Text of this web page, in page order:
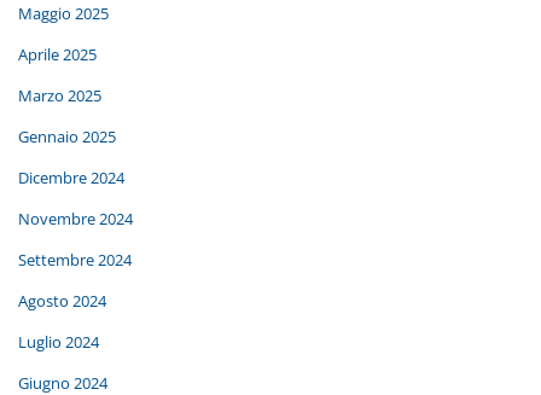
Maggio 2025
Aprile 2025
Marzo 2025
Gennaio 2025
Dicembre 2024
Novembre 2024
Settembre 2024
Agosto 2024
Luglio 2024
Giugno 2024